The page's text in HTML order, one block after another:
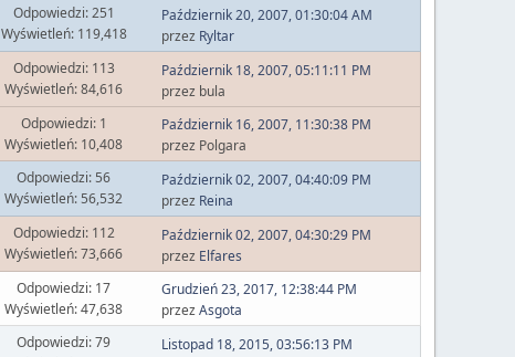
Odpowiedzi: 251
Wyświetleń: 119,418
Październik 20, 2007, 01:30:04 AM
przez Ryltar
Odpowiedzi: 113
Wyświetleń: 84,616
Październik 18, 2007, 05:11:11 PM
przez bula
Odpowiedzi: 1
Wyświetleń: 10,408
Październik 16, 2007, 11:30:38 PM
przez Polgara
Odpowiedzi: 56
Wyświetleń: 56,532
Październik 02, 2007, 04:40:09 PM
przez Reina
Odpowiedzi: 112
Wyświetleń: 73,666
Październik 02, 2007, 04:30:29 PM
przez Elfares
Odpowiedzi: 17
Wyświetleń: 47,638
Grudzień 23, 2017, 12:38:44 PM
przezAsgota
Odpowiedzi: 79
Listopad 18, 2015, 03:56:13 PM